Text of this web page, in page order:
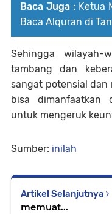
Baca Juga : Ketua
Baca Alquran di
Sehingga wilayah-
tambang dan
sangat potensial dan
bisa dimanfaatkan
untuk mengeruk
Sumber: inilah
Artikel Selanjutnya
memuat...